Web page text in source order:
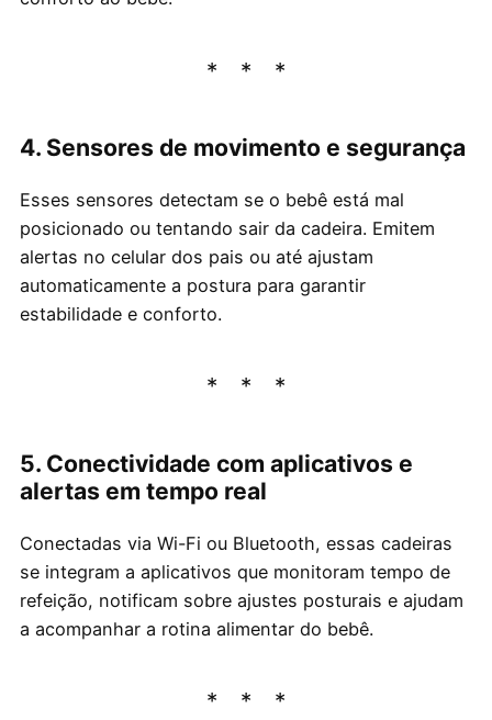
4. Sensores de movimento e segurança
Esses sensores detectam se o bebê está mal
posicionado ou tentando sair da cadeira. Emitem
alertas no celular dos pais ou até ajustam
automaticamente a postura para garantir
estabilidade e conforto.
5. Conectividade com aplicativos e
alertas em tempo real
Conectadas via Wi-Fi ou Bluetooth, essas cadeiras
se integram a aplicativos que monitoram tempo de
refeição, notificam sobre ajustes posturais e ajudam
a acompanhar a rotina alimentar do bebê.